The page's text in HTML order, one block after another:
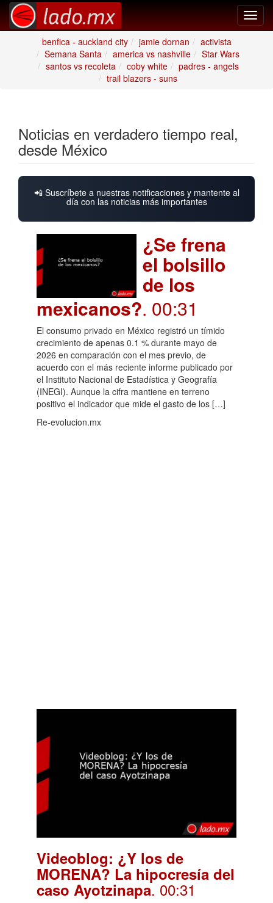
benfica - auckland city
jamie dornan
activista
Semana Santa
america vs nashville
Star Wars
santos vs recoleta
coby white
padres - angels
trail blazers - suns
Noticias en verdadero tiempo real,
desde México
📲 Suscríbete a nuestras notificaciones y mantente al
día con las noticias más importantes
¿Se frena
el bolsillo
de los
mexicanos?. 00:31
El consumo privado en México registró un tímido
crecimiento de apenas 0.1 % durante mayo de
2026 en comparación con el mes previo, de
acuerdo con el más reciente informe publicado por
el Instituto Nacional de Estadística y Geografía
(INEGI). Aunque la cifra mantiene en terreno
positivo el indicador que mide el gasto de los […]
Re-evolucion.mx
Videoblog: ¿Y los de
MORENA? La hipocresía del
caso Ayotzinapa. 00:31